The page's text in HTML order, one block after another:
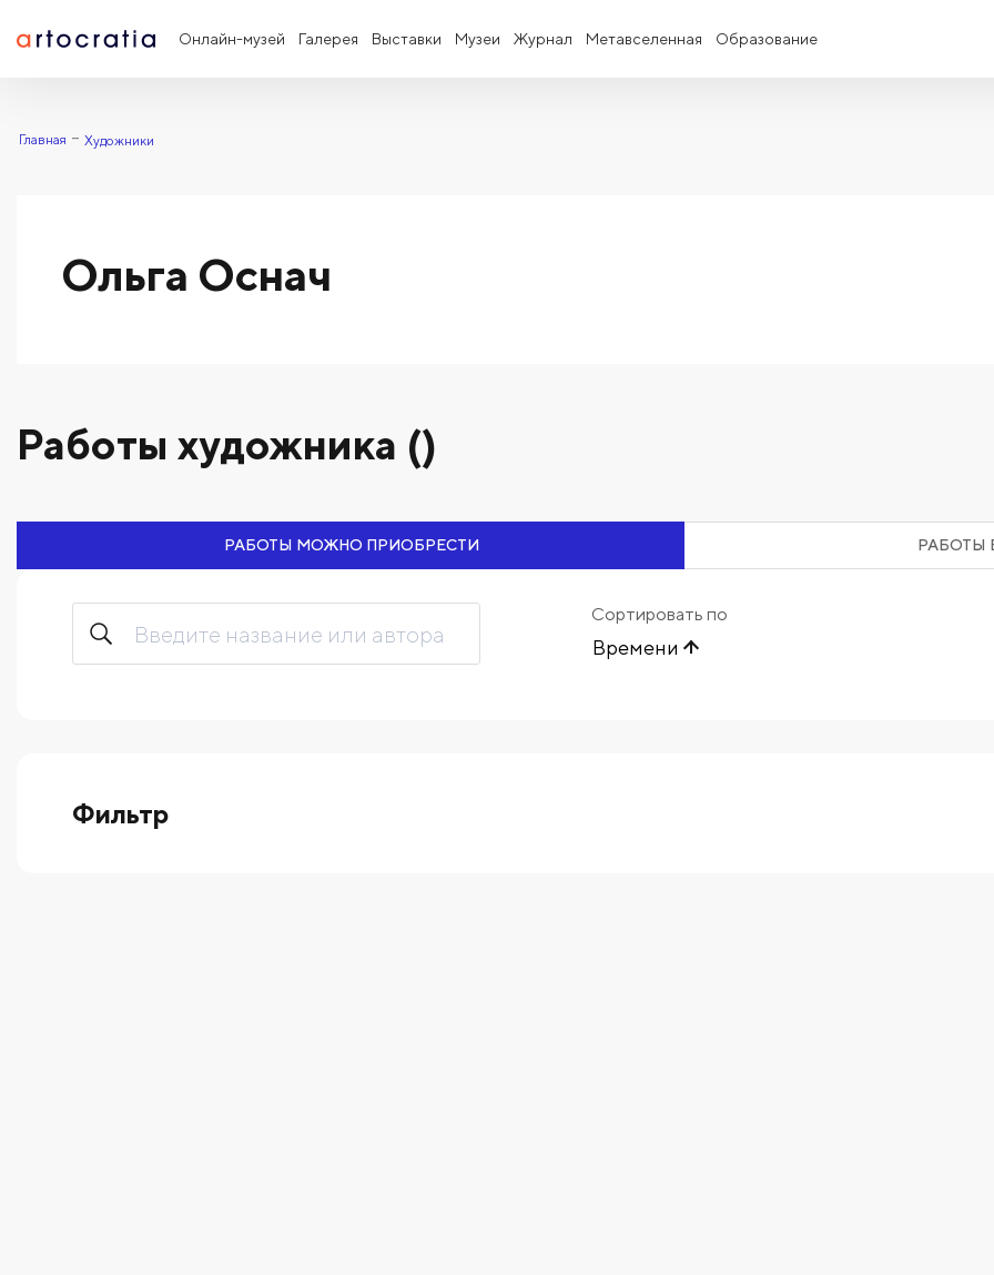
Онлайн-музей Галерея Выставки Музеи Журнал Метавселенная Образование
Главная Художники
Ольга Оснач
Работы художника ()
РАБОТЫ МОЖНО ПРИОБРЕСТИ РАБОТЫ
Фильтр
Сортировать по
Времени